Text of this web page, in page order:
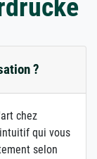
?
chez
qui vous
selon